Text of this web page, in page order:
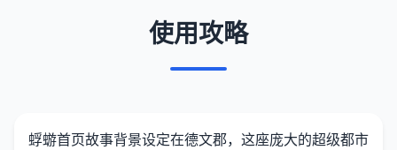
使用攻略
蜉蝣首页故事背景设定在德文郡，这座庞大的超级都市